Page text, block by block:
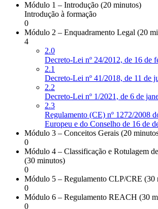
Módulo 1 – Introdução (20 minutos)
Introdução à formação
0
Módulo 2 – Enquadramento Legal (20
4
2.0
Decreto-Lei nº 24/2012, de 16 de
2.1
Decreto-Lei nº 41/2018, de 11 de
2.2
Decreto-Lei nº 1/2021, de 6 de
2.3
Regulamento (CE) nº 1272/2008
Europeu e do Conselho de 16 de
Módulo 3 – Conceitos Gerais (20
0
Módulo 4 – Classificação e Rotulagem
(30 minutos)
0
Módulo 5 – Regulamento CLP/CRE (30
0
Módulo 6 – Regulamento REACH (30
0